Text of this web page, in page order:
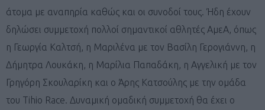
άτομα με αναπηρία καθώς και οι συνοδοί τους. Ήδη έχουν
δηλώσει συμμετοχή πολλοί σημαντικοί αθλητές ΑμεΑ, όπως
η Γεωργία Καλτσή, η Μαριλένα με τον Βασίλη Γερογιάννη, η
Δήμητρα Λουκάκη, η Μαρίλια Παπαδάκη, η Αγγελική με τον
Γρηγόρη Σκουλαρίκη και ο Άρης Κατσούλης με την ομάδα
του Tihio Race. Δυναμική ομαδική συμμετοχή θα έχει ο